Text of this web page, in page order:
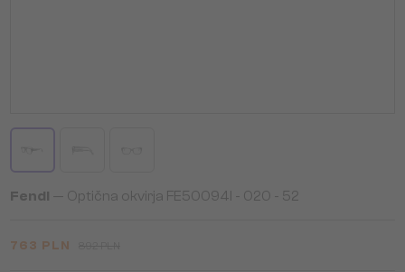
Fendi — Optična okvirja FE50094I - 020 - 52
763 PLN